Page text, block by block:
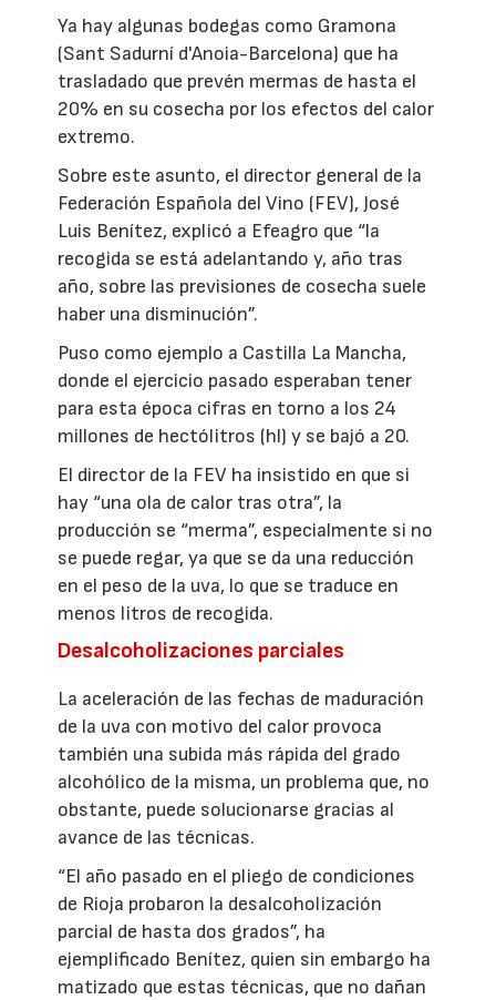
Ya hay algunas bodegas como Gramona
(Sant Sadurní d'Anoia-Barcelona) que ha
trasladado que prevén mermas de hasta el
20% en su cosecha por los efectos del calor
extremo.
Sobre este asunto, el director general de la
Federación Española del Vino (FEV), José
Luis Benítez, explicó a Efeagro que “la
recogida se está adelantando y, año tras
año, sobre las previsiones de cosecha suele
haber una disminución”.
Puso como ejemplo a Castilla La Mancha,
donde el ejercicio pasado esperaban tener
para esta época cifras en torno a los 24
millones de hectólitros (hl) y se bajó a 20.
El director de la FEV ha insistido en que si
hay “una ola de calor tras otra”, la
producción se “merma”, especialmente si no
se puede regar, ya que se da una reducción
en el peso de la uva, lo que se traduce en
menos litros de recogida.
Desalcoholizaciones parciales
La aceleración de las fechas de maduración
de la uva con motivo del calor provoca
también una subida más rápida del grado
alcohólico de la misma, un problema que, no
obstante, puede solucionarse gracias al
avance de las técnicas.
“El año pasado en el pliego de condiciones
de Rioja probaron la desalcoholización
parcial de hasta dos grados”, ha
ejemplificado Benítez, quien sin embargo ha
matizado que estas técnicas, que no dañan